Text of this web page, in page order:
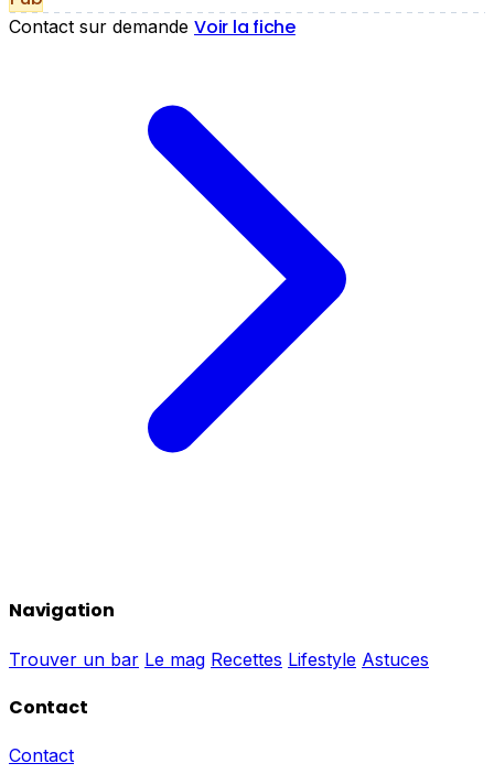
Contact sur demande Voir la fiche
Navigation
Trouver un bar Le mag Recettes Lifestyle Astuces
Contact
Contact